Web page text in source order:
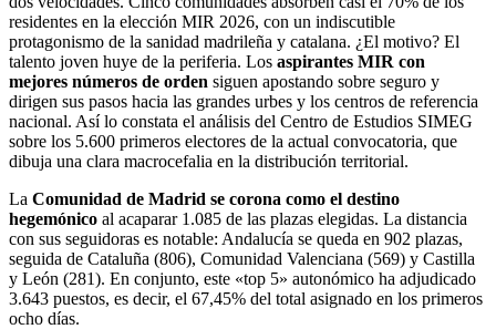
residentes en la elección MIR 2026, con un indiscutible
protagonismo de la sanidad madrileña y catalana. ¿El motivo? El
talento joven huye de la periferia. Los aspirantes MIR con
mejores números de orden siguen apostando sobre seguro y
dirigen sus pasos hacia las grandes urbes y los centros de referencia
nacional. Así lo constata el análisis del Centro de Estudios SIMEG
sobre los 5.600 primeros electores de la actual convocatoria, que
dibuja una clara macrocefalia en la distribución territorial.
La Comunidad de Madrid se corona como el destino
hegemónico al acaparar 1.085 de las plazas elegidas. La distancia
con sus seguidoras es notable: Andalucía se queda en 902 plazas,
seguida de Cataluña (806), Comunidad Valenciana (569) y Castilla
y León (281). En conjunto, este «top 5» autonómico ha adjudicado
3.643 puestos, es decir, el 67,45% del total asignado en los primeros
ocho días.